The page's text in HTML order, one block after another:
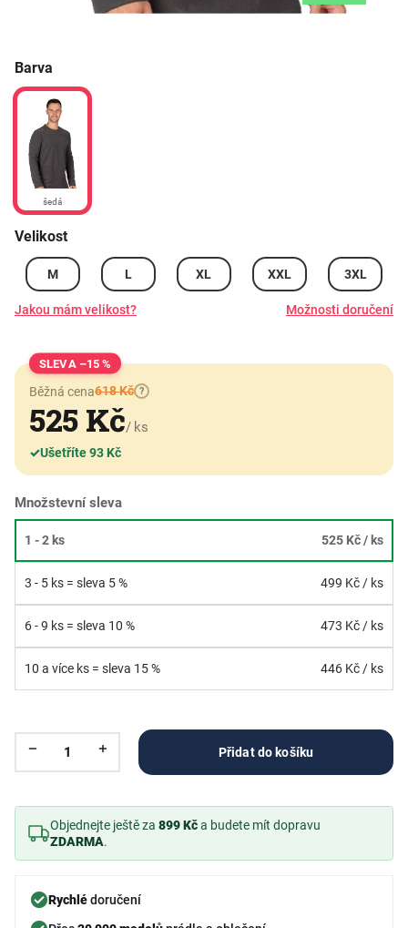
Množstevní sleva
1 - 2 ks 525 Kč/ ks
3 - 5 ks = sleva 5 % 499 Kč / ks
6 - 9 ks = sleva 10 % 473 Kč / ks
10 a více ks = sleva 15 % 446 Kč / ks
Barva
šedá
Velikost
M L XL XXL 3XL
Jakou mám velikost? Možnosti doručení
–15 %
Běžná cena618 Kč ?
525 Kč/ ks
✓Ušetříte 93 Kč
Přidat do košíku
Objednejte ještě za 899 Kča budete mít dopravu
ZDARMA.
Rychlédoručení